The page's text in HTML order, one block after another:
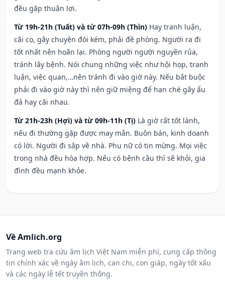
đều gặp thuận lợi.
Từ 19h-21h (Tuất) và từ 07h-09h (Thìn) Hay tranh luận,
cãi cọ, gây chuyện đói kém, phải đề phòng. Người ra đi
tốt nhất nên hoãn lại. Phòng người người nguyền rủa,
tránh lây bệnh. Nói chung những việc như hội họp, tranh
luận, việc quan,…nên tránh đi vào giờ này. Nếu bắt buộc
phải đi vào giờ này thì nên giữ miệng để hạn ché gây ẩu
đả hay cãi nhau.
Từ 21h-23h (Hợi) và từ 09h-11h (Tị) Là giờ rất tốt lành,
nếu đi thường gặp được may mắn. Buôn bán, kinh doanh
có lời. Người đi sắp về nhà. Phụ nữ có tin mừng. Mọi việc
trong nhà đều hòa hợp. Nếu có bệnh cầu thì sẽ khỏi, gia
đình đều mạnh khỏe.
Về Amlich.org
Trang web tra cứu âm lịch Việt Nam miễn phí, cung cấp thông
tin chính xác về ngày âm lịch, can chi, con giáp, ngày tốt xấu
và các ngày lễ tết truyền thống.